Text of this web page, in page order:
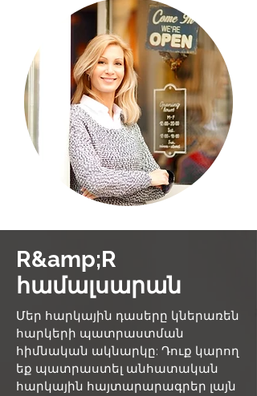
R&amp;R
համալսարան
Մեր հարկային դասերը կներառեն
հարկերի պատրաստման
հիմնական ակնարկը: Դուք կարող
եք պատրաստել անհատական
հարկային հայտարարագրեր լայն